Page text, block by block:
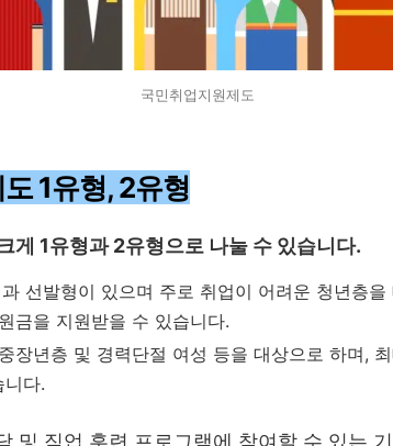
국민취업지원제도
1유형, 2유형
게 1유형과 2유형으로 나눌 수 있습니다.
선발형이 있으며 주로 취업이 어려운 청년층을
금을 지원받을 수 있습니다.
장년층 및 경력단절 여성 등을 대상으로 하며,
다.
및 직업 훈련 프로그램에 참여할 수 있는